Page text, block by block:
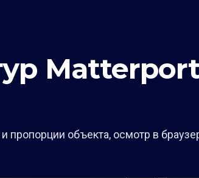
пропорции объекта, осмотр в